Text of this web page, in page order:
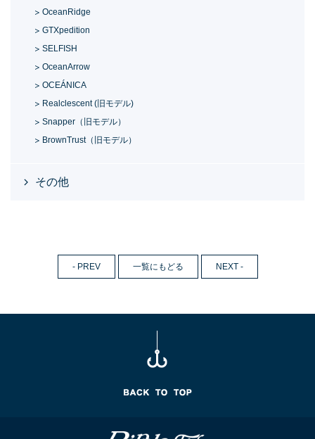
OceanRidge
GTXpedition
SELFISH
OceanArrow
OCEÁNICA
Realclescent (旧モデル)
Snapper（旧モデル）
BrownTrust（旧モデル）
その他
- PREV 一覧にもどる NEXT -